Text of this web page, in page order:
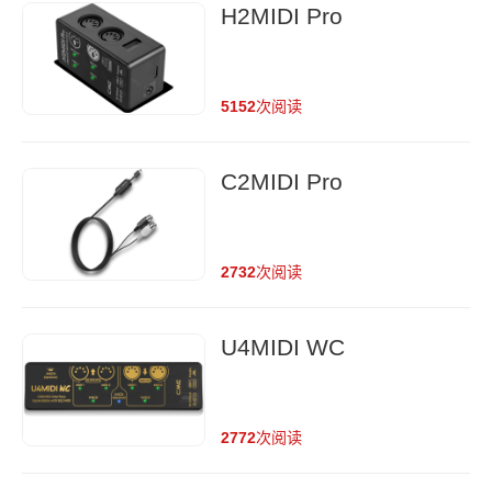
H2MIDI Pro
5152次阅读
C2MIDI Pro
2732次阅读
U4MIDI WC
2772次阅读